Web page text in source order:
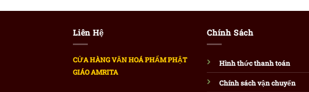
Liên Hệ
CỬA HÀNG VĂN HOÁ PHẨM PHẬT
GIÁO AMRITA
Chính Sách
Hình thức thanh toán
Chính sách vận chuyển